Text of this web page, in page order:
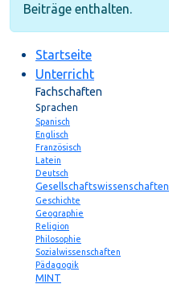
Beiträge enthalten.
Startseite
Unterricht
Fachschaften
Sprachen
Spanisch
Englisch
Französisch
Latein
Deutsch
Gesellschaftswissenschaften
Geschichte
Geographie
Religion
Philosophie
Sozialwissenschaften
Pädagogik
MINT